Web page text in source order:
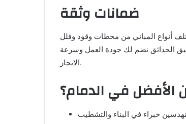
ضمانات وثقة
أنواع المباني من محطات وقود وفلل
الحدائق نضم لك جودة العمل وسرعة
الانجاز.
الأفضل في الدمام؟